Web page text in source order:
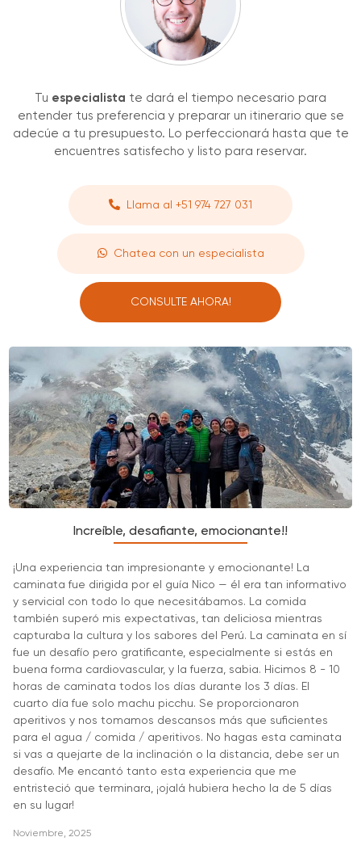
Tu especialista te dará el tiempo necesario para
entender tus preferencia y preparar un itinerario que se
adecúe a tu presupuesto. Lo perfeccionará hasta que te
encuentres satisfecho y listo para reservar.
Llama al +51 974 727 031
Chatea con un especialista
CONSULTE AHORA!
Increíble, desafiante, emocionante!!
¡Una experiencia tan impresionante y emocionante! La
caminata fue dirigida por el guía Nico — él era tan informativo
y servicial con todo lo que necesitábamos. La comida
también superó mis expectativas, tan deliciosa mientras
capturaba la cultura y los sabores del Perú. La caminata en sí
fue un desafío pero gratificante, especialmente si estás en
buena forma cardiovascular, y la fuerza, sabia. Hicimos 8 - 10
horas de caminata todos los días durante los 3 días. El
cuarto día fue solo machu picchu. Se proporcionaron
aperitivos y nos tomamos descansos más que suficientes
para el agua / comida / aperitivos. No hagas esta caminata
si vas a quejarte de la inclinación o la distancia, debe ser un
desafío. Me encantó tanto esta experiencia que me
entristeció que terminara, ¡ojalá hubiera hecho la de 5 días
en su lugar!
Noviembre, 2025